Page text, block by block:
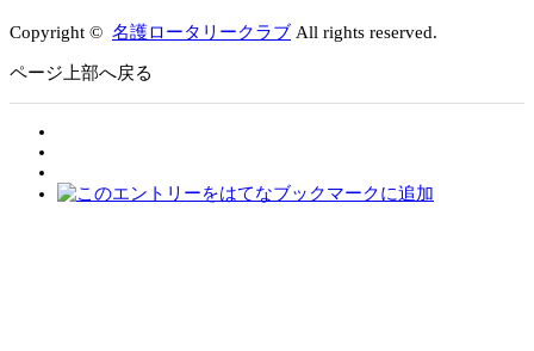
Copyright © 名護ロータリークラブ All rights reserved.
ページ上部へ戻る